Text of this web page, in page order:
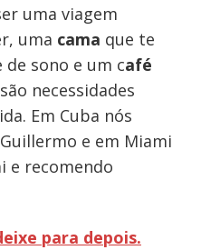
uma viagem
uma cama que te
sono e um café
são necessidades
Em Cuba nós
e em Miami
e recomendo
para depois.